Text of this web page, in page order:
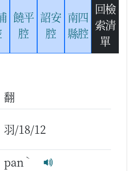
饒平
腔
詔安
腔
南四
縣腔
回檢
索清
單
翻
羽/18/12
pan ˋ